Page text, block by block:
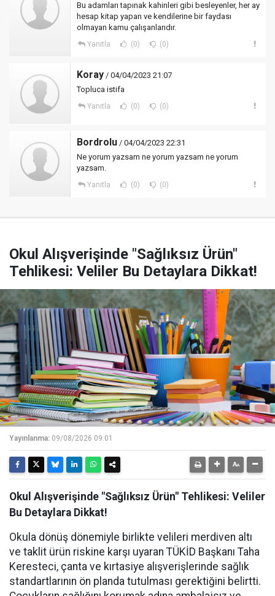
Bu adamları tapınak kahinleri gibi besleyenler, her ay
hesap kitap yapan ve kendilerine bir faydası
olmayan kamu çalışanlarıdır.
Yanıtla (0) (0)
Koray / 04/04/2023 21:07
Topluca istifa
Yanıtla (0) (0)
Bordrolu / 04/04/2023 22:31
Ne yorum yazsam ne yorum yazsam ne yorum
yazsam.
Yanıtla (0) (0)
Okul Alışverişinde "Sağlıksız Ürün"
Tehlikesi: Veliler Bu Detaylara Dikkat!
Yayınlanma: 09/08/2026 09:01
Okul Alışverişinde "Sağlıksız Ürün" Tehlikesi: Veliler
Bu Detaylara Dikkat!
Okula dönüş dönemiyle birlikte velileri merdiven altı
ve taklit ürün riskine karşı uyaran TÜKİD Başkanı Taha
Keresteci, çanta ve kırtasiye alışverişlerinde sağlık
standartlarının ön planda tutulması gerektiğini belirtti.